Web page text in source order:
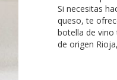
Si necesitas
queso, te
botella de vino
de origen